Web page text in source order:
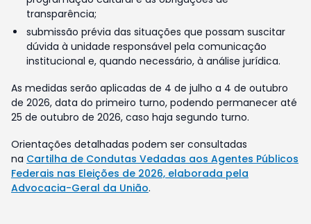
transparência;
submissão prévia das situações que possam suscitar
dúvida à unidade responsável pela comunicação
institucional e, quando necessário, à análise jurídica.
As medidas serão aplicadas de 4 de julho a 4 de outubro
de 2026, data do primeiro turno, podendo permanecer até
25 de outubro de 2026, caso haja segundo turno.
Orientações detalhadas podem ser consultadas
na Cartilha de Condutas Vedadas aos Agentes Públicos
Federais nas Eleições de 2026, elaborada pela
Advocacia-Geral da União.